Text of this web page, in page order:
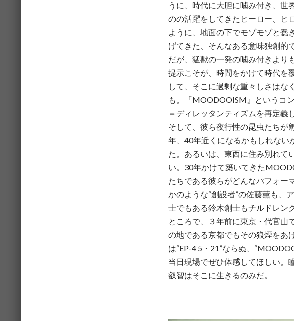
うに、時代に大胆に噛み付き、世
のの活躍をしてきたヒーロー、ヒ
ように、地面の下でモゾモゾと蠢
げてきた、そんなある意味独創的
だが、猛獣の一発の噛み付きより
提示こそが、時間をかけて時代を
して、そこに過剰な重々しさはな
も。『MOODOOISM』というコ
＝ディレッタンティズムを再定義
そして、彼ら夜行性の昆虫たちが
年、40年近くになるかもしれない
た。あるいは、東西に住み別れて
い。30年かけて築いてきた
たちである彼らがどんなパフォー
かのような“創設者”の佐藤薫も、
士でもある鈴木創士もチルドレン
ところで、３年前に東京・代官山
の地である京都でもその狼煙をあ
は“EP-4 5・21”ならぬ、
当日現場でぜひ体感してほしい
叡智はそこに生きるのみだ。